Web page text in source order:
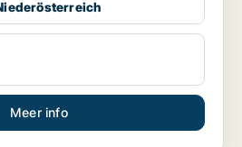
Meer info